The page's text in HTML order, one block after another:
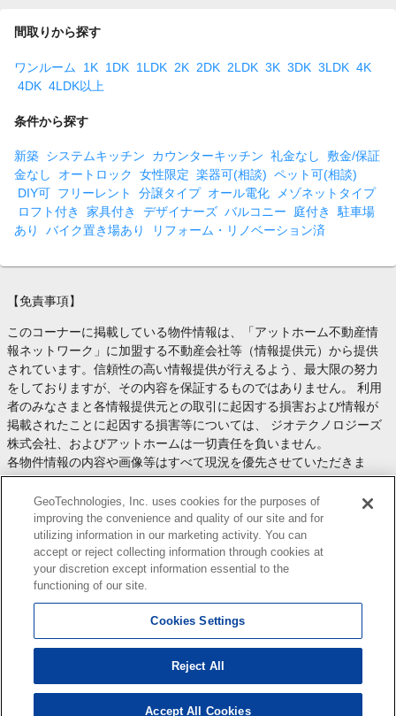
間取りから探す
ワンルーム 1K 1DK 1LDK 2K 2DK 2LDK 3K 3DK 3LDK 4K
4DK 4LDK以上
条件から探す
新築 システムキッチン カウンターキッチン 礼金なし
敷金/保証
金なし
オートロック 女性限定 楽器可(相談) ペット可(相談)
DIY可 フリーレント 分譲タイプ オール電化
メゾネットタイプ
ロフト付き
家具付き デザイナーズ バルコニー 庭付き
駐車場
あり
バイク置き場あり リフォーム・リノベーション済
【免責事項】
このコーナーに掲載している物件情報は、「アットホーム不動産情
報ネットワーク」に加盟する不動産会社等（情報提供元）から提供
されています。信頼性の高い情報提供が行えるよう、最大限の努力
をしておりますが、その内容を保証するものではありません。 利用
者のみなさまと各情報提供元との取引に起因する損害および情報が
掲載されたことに起因する損害等については、 ジオテクノロジーズ
株式会社、およびアットホームは一切責任を負いません。
各物件情報の内容や画像等はすべて現況を優先させていただきま
す。
お取引等（お取引の準備、資金調達等を含みます）の際には、内容
や契約条件等について、 各情報提供元より十分な説明を受け、ご自
身でご確認の上、判断してください。
このコーナーへの物件情報のご掲載、その他不動産業務ソリューシ
ョン等についての不動産会社様のお問合せはこちら
します。
Copyright(c) At Home Co.,Ltd. このサイトに掲載している情報の無断転載を禁止します。著作権
はアットホーム（株）またはその情報提供者に帰属します。
本ページはプロモーションが含まれています。
GeoTechnologies, Inc. uses cookies for the purposes of
improving the convenience and quality of our site and for
utilizing information in our marketing activity. You can
accept or reject collecting information through cookies at
your discretion except information essential to the
functioning of our site.
Cookies Settings
Reject All
Accept All Cookies